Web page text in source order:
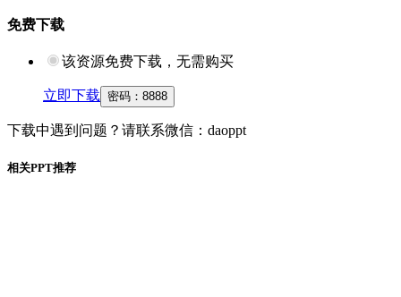
免费下载
该资源免费下载，无需购买
立即下载 密码： 8888
下载中遇到问题？请联系微信：daoppt
相关PPT推荐